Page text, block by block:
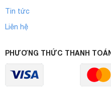
Tin tức
Liên hệ
PHƯƠNG THỨC THANH